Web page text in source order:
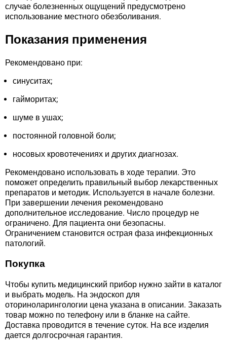
случае болезненных ощущений предусмотрено
использование местного обезболивания.
Показания применения
Рекомендовано при:
синуситах;
гайморитах;
шуме в ушах;
постоянной головной боли;
носовых кровотечениях и других диагнозах.
Рекомендовано использовать в ходе терапии. Это
поможет определить правильный выбор лекарственных
препаратов и методик. Используется в начале болезни.
При завершении лечения рекомендовано
дополнительное исследование. Число процедур не
ограничено. Для пациента они безопасны.
Ограничением становится острая фаза инфекционных
патологий.
Покупка
Чтобы купить медицинский прибор нужно зайти в каталог
и выбрать модель. На эндоскоп для
оториноларингологии цена указана в описании. Заказать
товар можно по телефону или в бланке на сайте.
Доставка проводится в течение суток. На все изделия
дается долгосрочная гарантия.